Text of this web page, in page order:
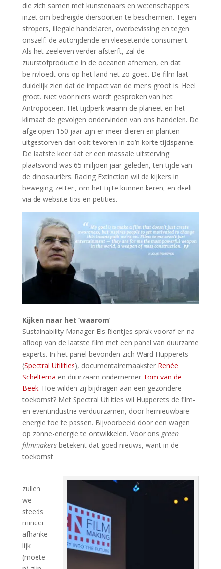
die zich samen met kunstenaars en wetenschappers
inzet om bedreigde diersoorten te beschermen. Tegen
stropers, illegale handelaren, overbevissing en tegen
onszelf: de autorijdende en vleesetende consument.
Als het zeeleven verder afsterft, zal de
zuurstofproductie in de oceanen afnemen, en dat
beïnvloedt ons op het land net zo goed. De film laat
duidelijk zien dat de impact van de mens groot is. Heel
groot. Niet voor niets wordt gesproken van het
Antropoceen. Het tijdperk waarin de planeet en het
klimaat de gevolgen ondervinden van ons handelen. De
afgelopen 150 jaar zijn er meer dieren en planten
uitgestorven dan ooit tevoren in zo’n korte tijdspanne.
De laatste keer dat er een massale uitsterving
plaatsvond was 65 miljoen jaar geleden, ten tijde van
de dinosauriërs. Racing Extinction wil de kijkers in
beweging zetten, om het tij te kunnen keren, en deelt
via de website tips en petities.
Kijken naar het ‘waarom’
Sustainability Manager Els Rientjes sprak vooraf en na
afloop van de laatste film met een panel van duurzame
experts. In het panel bevonden zich Ward Hupperets
(Spectral Utilities), documentairemaakster Renée
Scheltema en duurzaam ondernemer Tom van de
Beek. Hoe wilden zij bijdragen aan een gezondere
toekomst? Met Spectral Utilities wil Hupperets de film-
en eventindustrie verduurzamen, door hernieuwbare
energie toe te passen. Bijvoorbeeld door een wagen
op zonne-energie te ontwikkelen. Voor ons green
filmmakersbetekent dat goed nieuws, want in de
toekomst
zullen
we
steeds
minder
afhanke
lijk
(moete